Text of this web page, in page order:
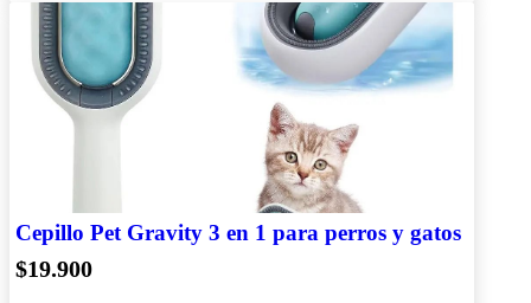
Cepillo Pet Gravity 3 en 1 para perros y gatos
$19.900